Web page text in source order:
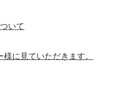
いて
に見ていただきます。